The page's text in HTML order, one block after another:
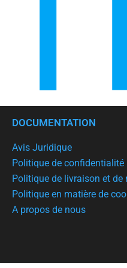
DOCUMENTATION
Avis Juridique
Politique de confidentialité
Politique de livraison et de
Politique en matière de
A propos de nous